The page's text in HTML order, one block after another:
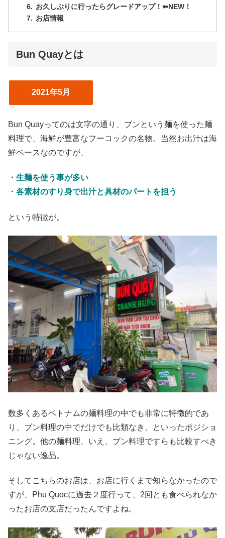
お久しぶりに行ったらグレードアップ！⬅︎NEW！
お店情報
Bun Quayとは
2021年5月
Bun Quayってのは文字の通り、ブンという麺を使った麺
料理で、海鮮が豊富なフーコックの名物。当然お出汁は海
鮮ベースなのですが、
・生麺を使う事が多い
・各素材のすり身で出汁と具材のパートを担う
という特徴が。
数多くあるベトナムの麺料理の中でも非常に特徴的であ
り、ブン料理の中でだけでも比類なき、といったポジショ
ニング。他の麺料理、いえ、ブン料理ですらも比較すべき
じゃない逸品。
そしてこちらのお店は、お店に行くまで知らなかったので
すが、Phu Quocに過去２度行って、2回とも食べられなか
ったお店の支店だったんですよね。